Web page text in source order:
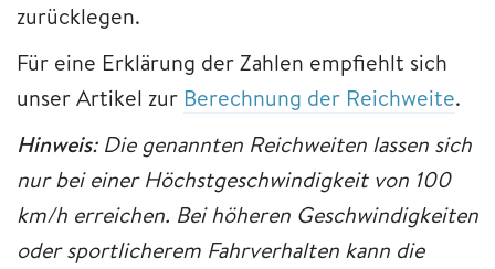
zurücklegen.
Für eine Erklärung der Zahlen empfiehlt sich
unser Artikel zur Berechnung der Reichweite.
Hinweis: Die genannten Reichweiten lassen sich
nur bei einer Höchstgeschwindigkeit von 100
km/h erreichen. Bei höheren Geschwindigkeiten
oder sportlicherem Fahrverhalten kann die